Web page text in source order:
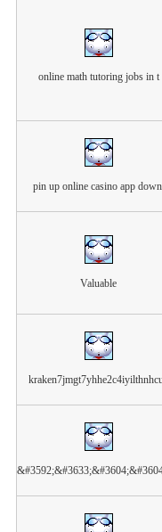
online math tutoring jobs in t
pin up online casino app
Valuable